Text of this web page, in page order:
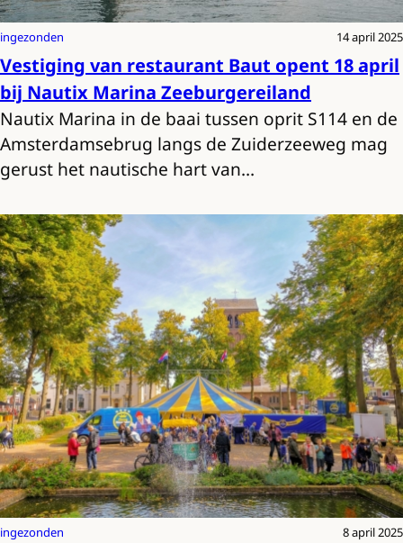
ingezonden 14 april 2025
Vestiging van restaurant Baut opent 18 april
bij Nautix Marina Zeeburgereiland
Nautix Marina in de baai tussen oprit S114 en de
Amsterdamsebrug langs de Zuiderzeeweg mag
gerust het nautische hart van…
ingezonden 8 april 2025